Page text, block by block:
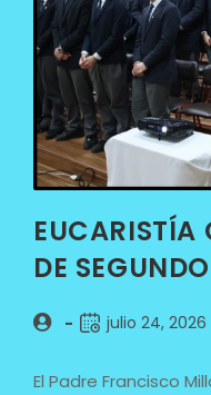
EUCARISTÍA
DE
julio 24, 2026
El Padre Francisco